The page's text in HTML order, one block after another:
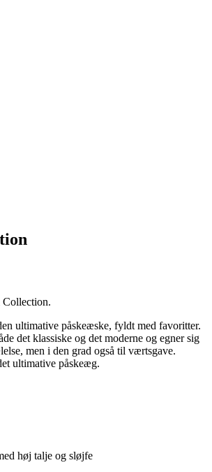
ultimative påskeæske, fyldt med favoritter.
det klassiske og det moderne og egner sig
men i den grad også til værtsgave.
ultimative påskeæg.
høj talje og sløjfe